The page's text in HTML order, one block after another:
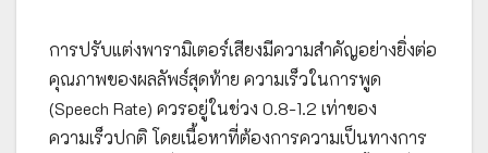
การปรับแต่งพารามิเตอร์เสียงมีความสำคัญอย่างยิ่งต่อ
คุณภาพของผลลัพธ์สุดท้าย ความเร็วในการพูด
(Speech Rate) ควรอยู่ในช่วง 0.8-1.2 เท่าของ
ความเร็วปกติ โดยเนื้อหาที่ต้องการความเป็นทางการ